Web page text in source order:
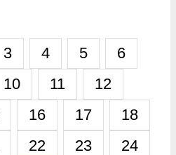
3 4 5
6
10 11
12
16 17
18
22 23
24